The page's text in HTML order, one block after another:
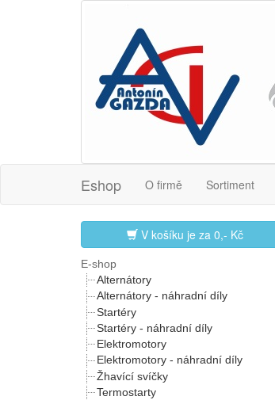
Eshop O firmě Sortiment
V košíku je za 0,- Kč
E-shop
Alternátory
Alternátory - náhradní díly
Startéry
Startéry - náhradní díly
Elektromotory
Elektromotory - náhradní díly
Žhavící svíčky
Termostarty